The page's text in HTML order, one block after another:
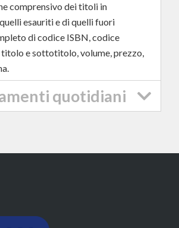
comprensivo dei titoli in
esauriti e di quelli fuori
di codice ISBN, codice
e sottotitolo, volume, prezzo,
quotidiani